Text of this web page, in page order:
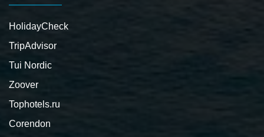
HolidayCheck
TripAdvisor
Tui Nordic
Zoover
Tophotels.ru
Corendon